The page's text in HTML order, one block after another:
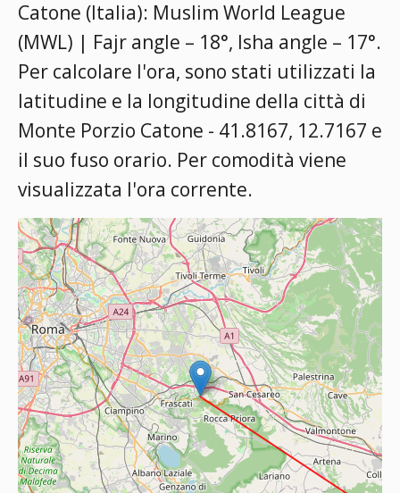
Catone (Italia): Muslim World League
(MWL) | Fajr angle – 18°, Isha angle – 17°.
Per calcolare l'ora, sono stati utilizzati la
latitudine e la longitudine della città di
Monte Porzio Catone - 41.8167, 12.7167 e
il suo fuso orario. Per comodità viene
visualizzata l'ora corrente.